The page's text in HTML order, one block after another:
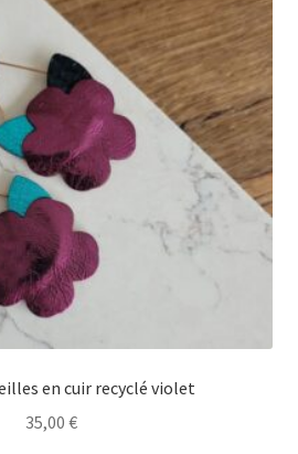
en cuir recyclé violet
35,00 €